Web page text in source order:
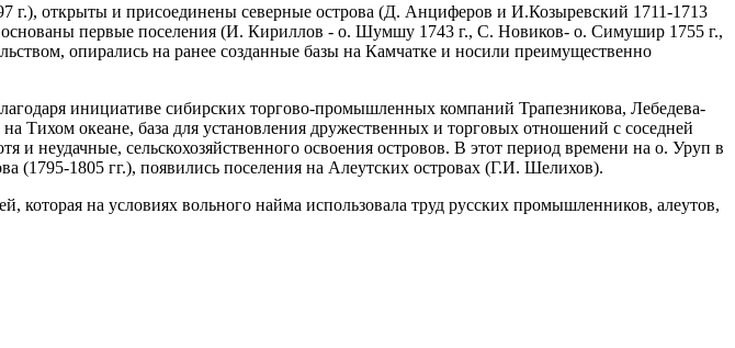
г.), открыты и присоединены северные острова (Д. Анциферов и И.Козыревский 1711-1713
первые поселения (И. Кириллов - о. Шумшу 1743 г., С. Новиков- о. Симушир 1755 г.,
опирались на ранее созданные базы на Камчатке и носили преимущественно
инициативе сибирских торгово-промышленных компаний Трапезникова, Лебедева-
Тихом океане, база для установления дружественных и торговых отношений с соседней
неудачные, сельскохозяйственного освоения островов. В этот период времени на о. Уруп в
(1795-1805 гг.), появились поселения на Алеутских островах (Г.И. Шелихов).
которая на условиях вольного найма использовала труд русских промышленников, алеутов,